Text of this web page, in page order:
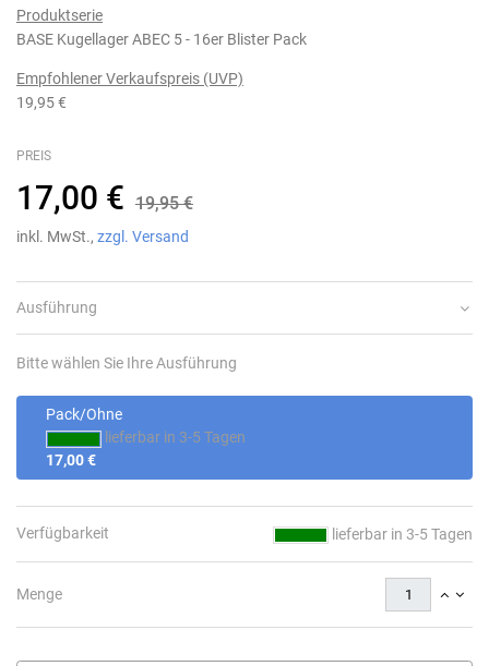
Produktserie
BASE Kugellager ABEC 5 - 16er Blister Pack
Empfohlener Verkaufspreis (UVP)
19,95 €
PREIS
17,00 € 19,95 €
inkl. MwSt., zzgl. Versand
Ausführung
Bitte wählen Sie Ihre Ausführung
Pack/Ohne
lieferbar in 3-5 Tagen
17,00 €
Verfügbarkeit lieferbar in 3-5 Tagen
Menge